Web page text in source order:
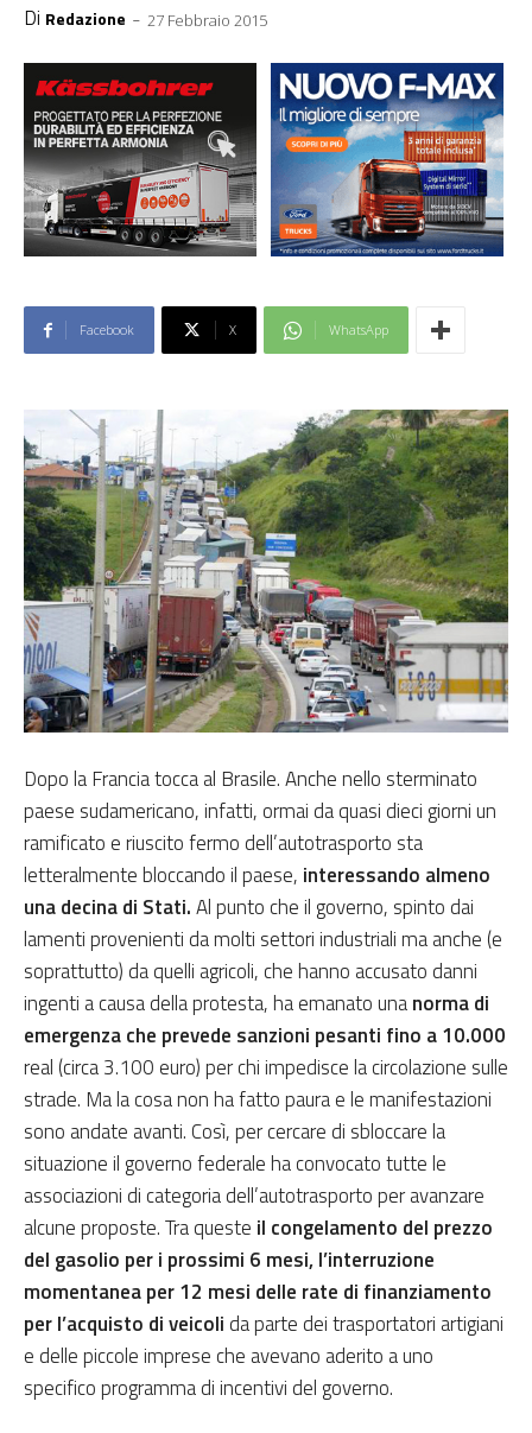
Di Redazione - 27 Febbraio 2015
Facebook X WhatsApp
Dopo la Francia tocca al Brasile. Anche nello sterminato
paese sudamericano, infatti, ormai da quasi dieci giorni un
ramificato e riuscito fermo dell’autotrasporto sta
letteralmente bloccando il paese, interessando almeno
una decina di Stati.Al punto che il governo, spinto dai
lamenti provenienti da molti settori industriali ma anche (e
soprattutto) da quelli agricoli, che hanno accusato danni
ingenti a causa della protesta, ha emanato unanorma di
emergenza che prevede sanzioni pesanti fino a 10.000
real (circa 3.100 euro) per chi impedisce la circolazione sulle
strade. Ma la cosa non ha fatto paura e le manifestazioni
sono andate avanti. Così, per cercare di sbloccare la
situazione il governo federale ha convocato tutte le
associazioni di categoria dell’autotrasporto per avanzare
alcune proposte. Tra queste il congelamento del prezzo
del gasolio per i prossimi 6 mesi, l’interruzione
momentanea per 12 mesi delle rate di finanziamento
per l’acquisto di veicoli da parte dei trasportatori artigiani
e delle piccole imprese che avevano aderito a uno
specifico programma di incentivi del governo.